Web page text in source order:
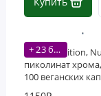
+ 23 бонусов
MRM Nutrition,
пиколинат
100 веганских